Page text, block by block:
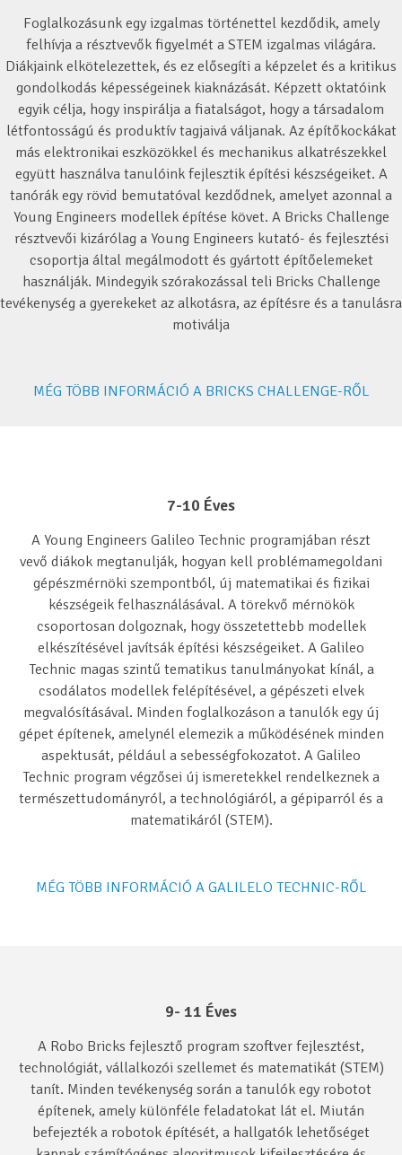
Foglalkozásunk egy izgalmas történettel kezdődik, amely
felhívja a résztvevők figyelmét a STEM izgalmas világára.
Diákjaink elkötelezettek, és ez elősegíti a képzelet és a kritikus
gondolkodás képességeinek kiaknázását. Képzett oktatóink
egyik célja, hogy inspirálja a fiatalságot, hogy a társadalom
létfontosságú és produktív tagjaivá váljanak. Az építőkockákat
más elektronikai eszközökkel és mechanikus alkatrészekkel
együtt használva tanulóink fejlesztik építési készségeiket. A
tanórák egy rövid bemutatóval kezdődnek, amelyet azonnal a
Young Engineers modellek építése követ. A Bricks Challenge
résztvevői kizárólag a Young Engineers kutató- és fejlesztési
csoportja által megálmodott és gyártott építőelemeket
használják. Mindegyik szórakozással teli Bricks Challenge
tevékenység a gyerekeket az alkotásra, az építésre és a tanulásra
motiválja
MÉG TÖBB INFORMÁCIÓ A BRICKS CHALLENGE-RŐL
7-10 Éves
A Young Engineers Galileo Technic programjában részt
vevő diákok megtanulják, hogyan kell problémamegoldani
gépészmérnöki szempontból, új matematikai és fizikai
készségeik felhasználásával. A törekvő mérnökök
csoportosan dolgoznak, hogy összetettebb modellek
elkészítésével javítsák építési készségeiket. A Galileo
Technic magas szintű tematikus tanulmányokat kínál, a
csodálatos modellek felépítésével, a gépészeti elvek
megvalósításával. Minden foglalkozáson a tanulók egy új
gépet építenek, amelynél elemezik a működésének minden
aspektusát, például a sebességfokozatot. A Galileo
Technic program végzősei új ismeretekkel rendelkeznek a
természettudományról, a technológiáról, a gépiparról és a
matematikáról (STEM).
MÉG TÖBB INFORMÁCIÓ A GALILELO TECHNIC-RŐL
9- 11 Éves
A Robo Bricks fejlesztő program szoftver fejlesztést,
technológiát, vállalkozói szellemet és matematikát (STEM)
tanít. Minden tevékenység során a tanulók egy robotot
építenek, amely különféle feladatokat lát el. Miután
befejezték a robotok építését, a hallgatók lehetőséget